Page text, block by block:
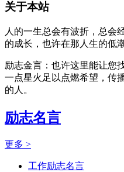
关于本站
人的一生总会有波折，总会
的成长，也许在那人生的低
励志金言：也许这里能让您
一点星火足以点燃希望，传
的人。
励志名言
更多 >
工作励志名言